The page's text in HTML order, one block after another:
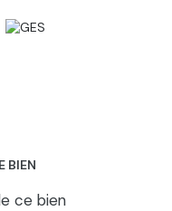
BIEN
ce bien